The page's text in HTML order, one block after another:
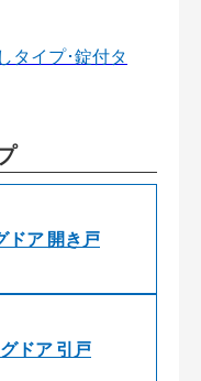
タイプ･錠付タ
ア 開き戸
ドア 引戸